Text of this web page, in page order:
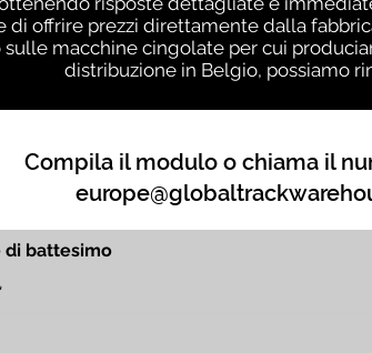
di offrire prezzi direttamente dalla
macchine cingolate per cui
distribuzione in Belgio, possiamo
Compila il modulo o chiama il